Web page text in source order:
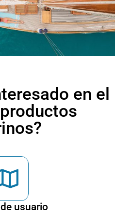
en el
usuario